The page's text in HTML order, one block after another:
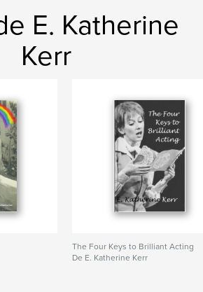
E. Katherine
Kerr
The Four Keys to Brilliant Acting
De E. Katherine Kerr